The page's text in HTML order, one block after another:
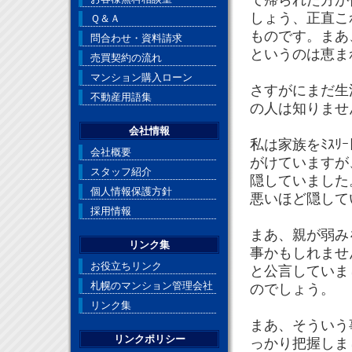
しょう、正直
ものです。ま
というのは恵
さすがにまだ
の人は知りま
私は家族をﾐｽﾘ
がけています
隠していまし
悪いほど隠し
まあ、親が弱
事かもしれま
と公言してい
のでしょう。
まあ、そうい
っかり把握し
Ｑ＆Ａ
問合わせ・資料請求
売買契約の流れ
マンション購入ローン
不動産用語集
会社情報
会社概要
スタッフ紹介
個人情報保護方針
採用情報
リンク集
お役立ちリンク
札幌のマンション管理会社
リンク集
リンクポリシー